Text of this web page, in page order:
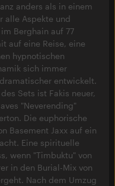
anders als in einem
alle Aspekte und
Berghain auf 77
auf eine Reise, eine
hypnotischen
sich immer
entwickelt.
Sets ist Fakis neuer,
"Neverending"
Die euphorische
Basement Jaxx auf ein
Eine spirituelle
wenn "Timbuktu" von
in den Burial-Mix von
Nach dem Umzug